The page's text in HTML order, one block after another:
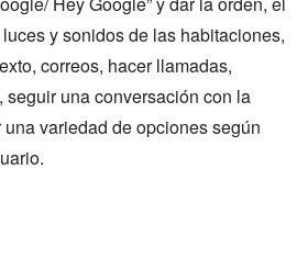
y sonidos de las habitaciones,
correos, hacer llamadas,
seguir una conversación con la
variedad de opciones según